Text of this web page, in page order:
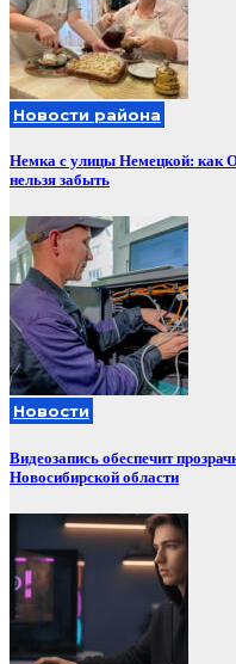
Новости района
Немка с улицы Немецкой: как
нельзя забыть
Новости
Видеозапись обеспечит
Новосибирской области